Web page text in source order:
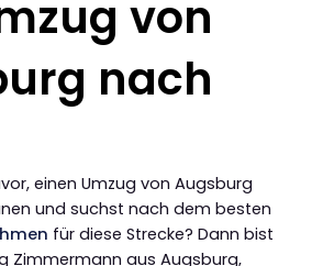
von
nach
einen Umzug von Augsburg
und suchst nach dem besten
für diese Strecke? Dann bist
Zimmermann aus Augsburg,